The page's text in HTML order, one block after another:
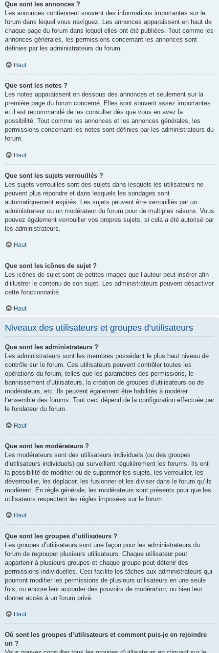
Que sont les annonces ?
Les annonces contiennent souvent des informations importantes sur le
forum dans lequel vous naviguez. Les annonces apparaissent en haut de
chaque page du forum dans lequel elles ont été publiées. Tout comme les
annonces générales, les permissions concernant les annonces sont
définies par les administrateurs du forum.
Haut
Que sont les notes ?
Les notes apparaissent en dessous des annonces et seulement sur la
première page du forum concerné. Elles sont souvent assez importantes
et il est recommandé de les consulter dès que vous en avez la
possibilité. Tout comme les annonces et les annonces générales, les
permissions concernant les notes sont définies par les administrateurs du
forum.
Haut
Que sont les sujets verrouillés ?
Les sujets verrouillés sont des sujets dans lesquels les utilisateurs ne
peuvent plus répondre et dans lesquels les sondages sont
automatiquement expirés. Les sujets peuvent être verrouillés par un
administrateur ou un modérateur du forum pour de multiples raisons. Vous
pouvez également verrouiller vos propres sujets, si cela a été autorisé par
les administrateurs.
Haut
Que sont les icônes de sujet ?
Les icônes de sujet sont de petites images que l’auteur peut insérer afin
d’illustrer le contenu de son sujet. Les administrateurs peuvent désactiver
cette fonctionnalité.
Haut
Niveaux des utilisateurs et groupes d’utilisateurs
Que sont les administrateurs ?
Les administrateurs sont les membres possédant le plus haut niveau de
contrôle sur le forum. Ces utilisateurs peuvent contrôler toutes les
opérations du forum, telles que les paramètres des permissions, le
bannissement d’utilisateurs, la création de groupes d’utilisateurs ou de
modérateurs, etc. Ils peuvent également être habilités à modérer
l’ensemble des forums. Tout ceci dépend de la configuration effectuée par
le fondateur du forum.
Haut
Que sont les modérateurs ?
Les modérateurs sont des utilisateurs individuels (ou des groupes
d’utilisateurs individuels) qui surveillent régulièrement les forums. Ils ont
la possibilité de modifier ou de supprimer les sujets, les verrouiller, les
déverrouiller, les déplacer, les fusionner et les diviser dans le forum qu’ils
modèrent. En règle générale, les modérateurs sont présents pour que les
utilisateurs respectent les règles imposées sur le forum.
Haut
Que sont les groupes d’utilisateurs ?
Les groupes d’utilisateurs sont une façon pour les administrateurs du
forum de regrouper plusieurs utilisateurs. Chaque utilisateur peut
appartenir à plusieurs groupes et chaque groupe peut détenir des
permissions individuelles. Ceci facilite les tâches aux administrateurs qui
pourront modifier les permissions de plusieurs utilisateurs en une seule
fois, ou encore leur accorder des pouvoirs de modération, ou bien leur
donner accès à un forum privé.
Haut
Où sont les groupes d’utilisateurs et comment puis-je en rejoindre
un ?